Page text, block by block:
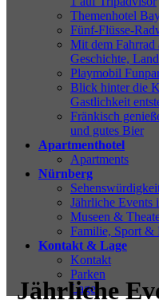
Themenhotel
Fünf-Flüsse-
Mit dem Fahrrad
Geschichte,
Playmobil
Blick hinter die
Gastlichkeit
Fränkisch
und gutes Bier
Apartmenthotel
Apartments
Nürnberg
Jährliche Events
Museen &
Familie, Sport &
Kontakt & Lage
Kontakt
Parken
Lage
Jährliche